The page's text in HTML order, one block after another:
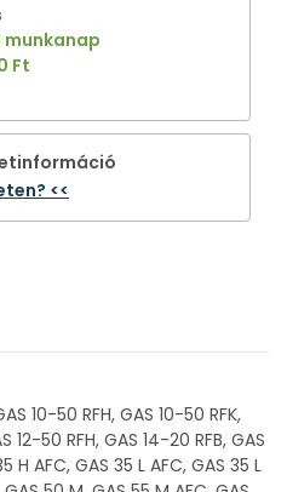
munkanap
Ft
<<
10-50 RFH, GAS 10-50 RFK,
12-50 RFH, GAS 14-20 RFB, GAS
H AFC, GAS 35 L AFC, GAS 35 L